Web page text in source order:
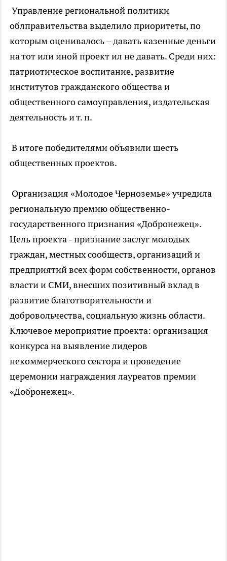
Управление региональной политики
облправительства выделило приоритеты, по
которым оценивалось – давать казенные деньги
на тот или иной проект ил не давать. Среди них:
патриотическое воспитание, развитие
институтов гражданского общества и
общественного самоуправления, издательская
деятельность и т. п.
В итоге победителями объявили шесть
общественных проектов.
Организация «Молодое Черноземье» учредила
региональную премию общественно-
государственного признания «Добронежец».
Цель проекта - признание заслуг молодых
граждан, местных сообществ, организаций и
предприятий всех форм собственности, органов
власти и СМИ, внесших позитивный вклад в
развитие благотворительности и
добровольчества, социальную жизнь области.
Ключевое мероприятие проекта: организация
конкурса на выявление лидеров
некоммерческого сектора и проведение
церемонии награждения лауреатов премии
«Добронежец».